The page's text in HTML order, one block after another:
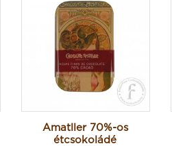
Amatller 70%-os
étcsokoládé